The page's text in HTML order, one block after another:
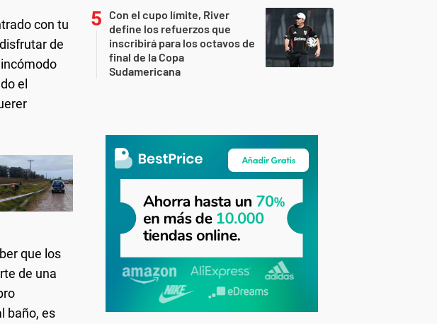
con tu
de
el
que los
de una
baño, es
Con el cupo límite, River
define los refuerzos que
inscribirá para los octavos de
final de la Copa
Sudamericana